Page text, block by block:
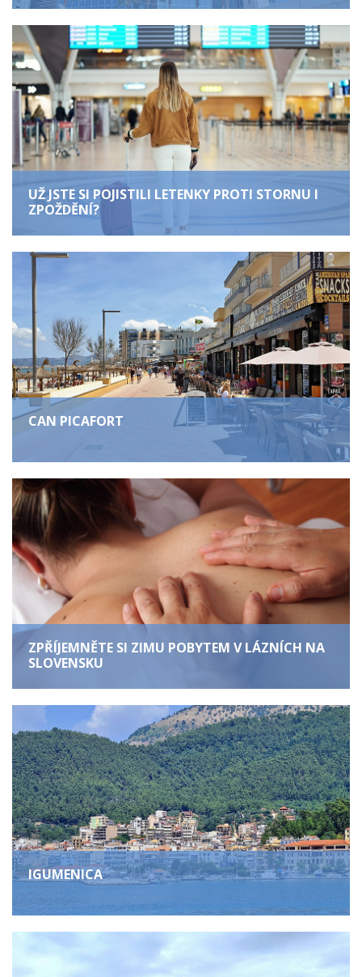
UŽ JSTE SI POJISTILI LETENKY PROTI STORNU I
ZPOŽDĚNÍ?
CAN PICAFORT
ZPŘÍJEMNĚTE SI ZIMU POBYTEM V LÁZNÍCH NA
SLOVENSKU
IGUMENICA